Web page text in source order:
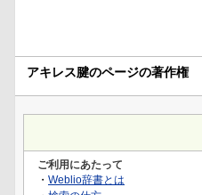
アキレス腱のページの著作権
ご利用にあたって
・ Weblio辞書とは